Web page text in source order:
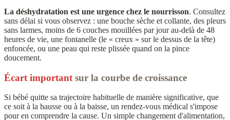
La déshydratation est une urgence chez le nourrisson. Consultez
sans délai si vous observez : une bouche sèche et collante, des pleurs
sans larmes, moins de 6 couches mouillées par jour au-delà de 48
heures de vie, une fontanelle (le « creux » sur le dessus de la tête)
enfoncée, ou une peau qui reste plissée quand on la pince
doucement.
Écart important sur la courbe de croissance
Si bébé quitte sa trajectoire habituelle de manière significative, que
ce soit à la hausse ou à la baisse, un rendez-vous médical s'impose
pour en comprendre la cause. Un simple changement d'alimentation,